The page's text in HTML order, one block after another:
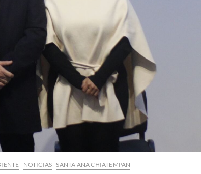
NOTICIAS SANTA ANA CHIATEMPAN